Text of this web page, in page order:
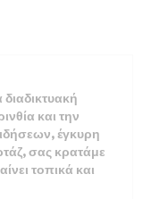
και την
έγκυρη
σας κρατάμε
τοπικά και